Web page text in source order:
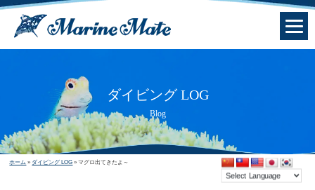
ダイビング LOG
Blog
ホーム » ダイビング LOG » マグロ出てきたよ～